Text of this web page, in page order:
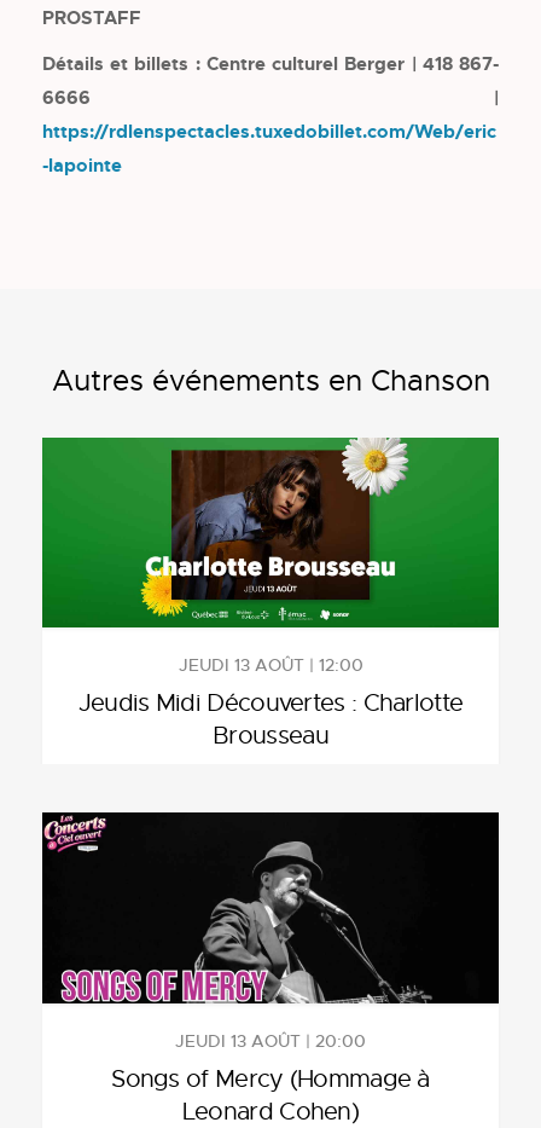
PROSTAFF
Détails et billets : Centre culturel Berger | 418 867-
6666 |
https://rdlenspectacles.tuxedobillet.com/Web/eric
-lapointe
Autres événements en Chanson
JEUDI 13 AOÛT | 12:00
Jeudis Midi Découvertes : Charlotte
Brousseau
JEUDI 13 AOÛT | 20:00
Songs of Mercy (Hommage à
Leonard Cohen)